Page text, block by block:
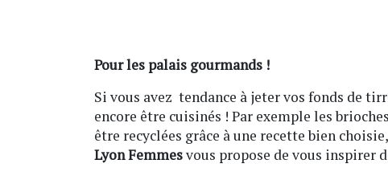
Pour les palais gourmands !
Si vous avez tendance à jeter vos fonds de
encore être cuisinés ! Par exemple les
être recyclées grâce à une recette bien
Lyon Femmesvous propose de vous inspirer